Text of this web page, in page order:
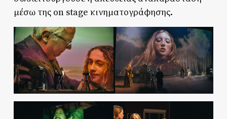
μέσω της on stage κινηματογράφησης.